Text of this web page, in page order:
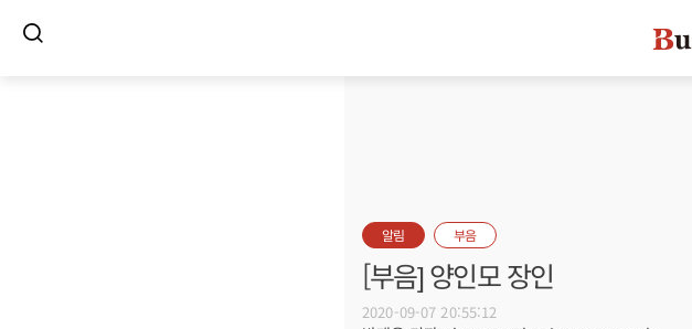
알림 부음
[부음] 양인모 장인
2020-09-07 20:55:12